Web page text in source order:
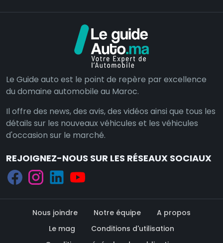
Le Guide auto est le point de repère par excellence
du domaine automobile au Maroc.
Il offre des news, des avis, des vidéos ainsi que tous les
détails sur les nouveaux véhicules et les véhicules
d'occasion sur le marché.
REJOIGNEZ-NOUS SUR LES RÉSEAUX SOCIAUX
Nous joindre Notre équipe
A propos
Le mag
Conditions d'utilisation